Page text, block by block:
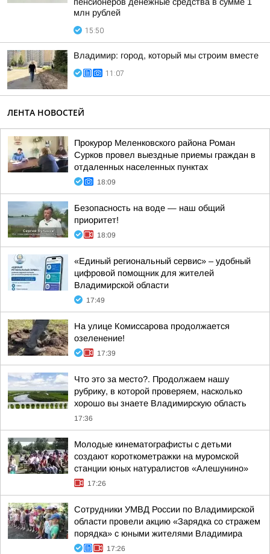
млн рублей
15:50
Владимир: город, который мы строим вместе
11:07
ЛЕНТА НОВОСТЕЙ
Прокурор Меленковского района Роман
Сурков провел выездные приемы граждан в
отдаленных населенных пунктах
18:09
Безопасность на воде — наш общий
приоритет!
18:09
«Единый региональный сервис» – удобный
цифровой помощник для жителей
Владимирской области
17:49
На улице Комиссарова продолжается
озеленение!
17:39
Что это за место?. Продолжаем нашу
рубрику, в которой проверяем, насколько
хорошо вы знаете Владимирскую область
17:36
Молодые кинематографисты с детьми
создают короткометражки на муромской
станции юных натуралистов «Алешунино»
17:26
Сотрудники УМВД России по Владимирской
области провели акцию «Зарядка со стражем
порядка» с юными жителями Владимира
17:26